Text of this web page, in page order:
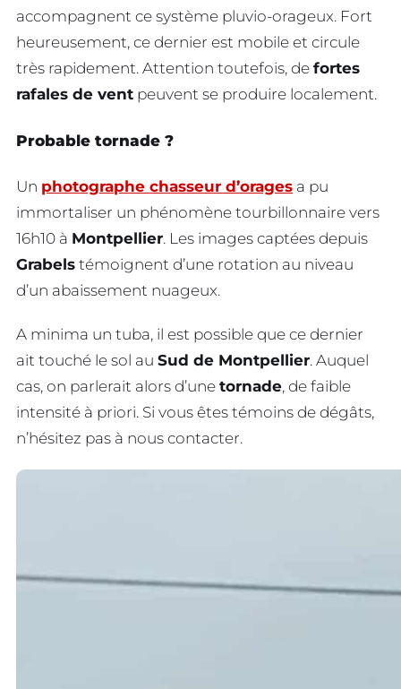
accompagnent ce système pluvio-orageux. Fort
heureusement, ce dernier est mobile et circule
très rapidement. Attention toutefois, de fortes
rafales de vent peuvent se produire localement.
Probable tornade ?
Un photographe chasseur d’orages a pu
immortaliser un phénomène tourbillonnaire vers
16h10 à Montpellier. Les images captées depuis
Grabels témoignent d’une rotation au niveau
d’un abaissement nuageux.
A minima un tuba, il est possible que ce dernier
ait touché le sol au Sud de Montpellier. Auquel
cas, on parlerait alors d’une tornade, de faible
intensité à priori. Si vous êtes témoins de dégâts,
n’hésitez pas à nous contacter.